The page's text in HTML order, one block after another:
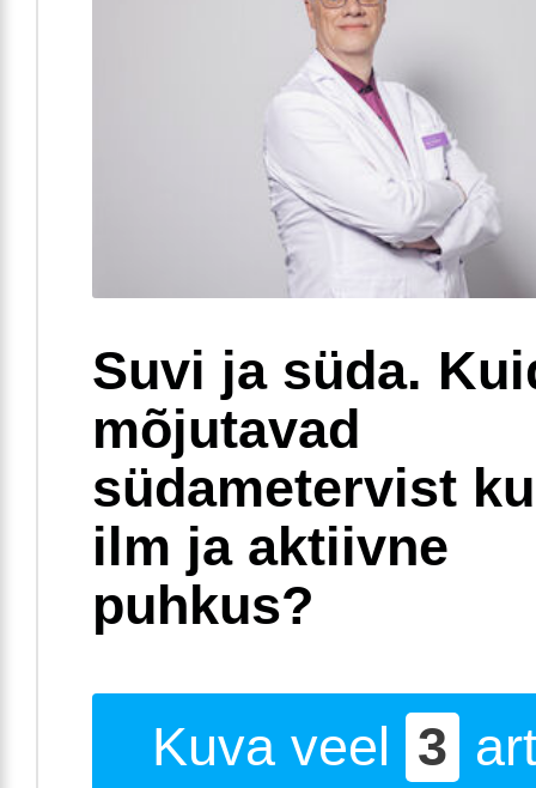
Suvi ja süda.
mõjutavad
südametervist
ilm ja aktiivne
puhkus?
Kuva veel 3